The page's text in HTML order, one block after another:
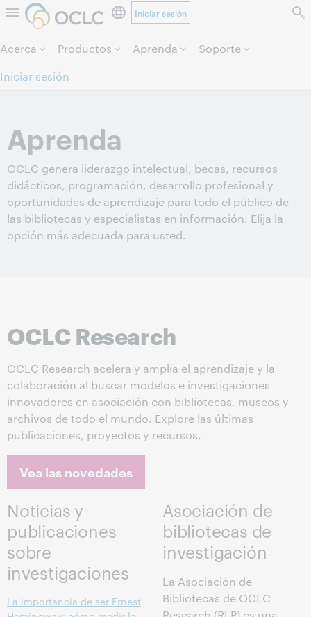
Saltar al contenido.
Iniciar sesión
Acerca Productos Aprenda
Soporte
Iniciar sesión
Aprenda
OCLC genera liderazgo intelectual, becas, recursos
didácticos, programación, desarrollo profesional y
oportunidades de aprendizaje para todo el público de
las bibliotecas y especialistas en información. Elija la
opción más adecuada para usted.
OCLC Research
OCLC Research acelera y amplía el aprendizaje y la
colaboración al buscar modelos e investigaciones
innovadores en asociación con bibliotecas, museos y
archivos de todo el mundo. Explore las últimas
publicaciones, proyectos y recursos.
Vea las novedades
Noticias y
publicaciones
sobre
investigaciones
La importancia de ser Ernest
Asociación de
bibliotecas de
investigación
La Asociación de
Bibliotecas de OCLC